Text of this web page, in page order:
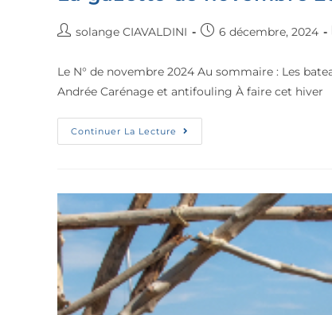
solange CIAVALDINI 6 décembre, 2024
Le N° de novembre 2024 Au sommaire : Les
Andrée Carénage et antifouling À faire cet hiver
Continuer La Lecture